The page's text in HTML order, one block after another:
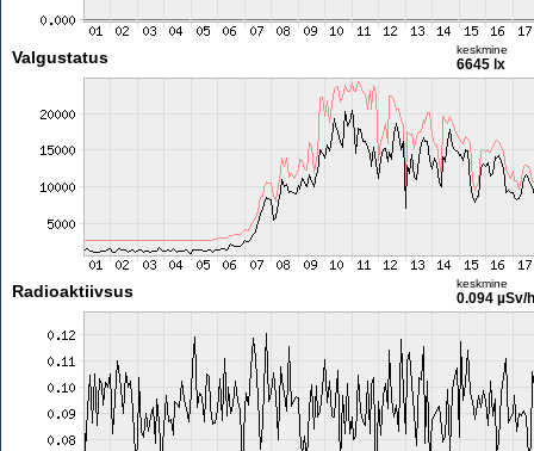
Valgustatus keskmine
6645 lx
Radioaktiivsus keskmine
0.094 µSv/h